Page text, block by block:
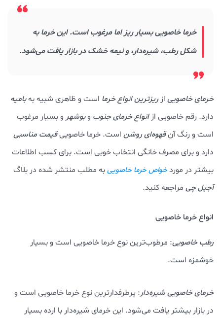
خرما خاصویی بسیار ریز اما مرغوب است. این خرما به
شکل رطب، شیره‌دار، و نیمه خشک در بازار یافت می‌شود.
خرمای خاصویی ازریزترین انواع خرما است و ظاهری شبیه بهبامیه
دارد. رقم خاصویی ازانواع خرمای جنوب وبوشهر و بسیار مرغوب
است و رنگ آنقهوه‌ای روشن است. خرما خاصوییقیمت مناسبی
دارد و برای مصرف خانگی انتخاب خوبی است. برای کسب اطلاعات
بیشتر در موردخواص خرما خاصوییبه مطلب منتشر شده در بلاگ
آجیل چی مراجعه کنید.
انواع خرما خاصویی
رطب خاصویی: مرطوب‌ترین نوع خرما خاصویی است و بسیار
خوشمزه است.
خرمای خاصویی شیره‌دار: پرطرفدارترین نوع خرما خاصویی است و
در بازار بیشتر یافت می‌شود. این خرمای شیره‌دار با ارده بسیار